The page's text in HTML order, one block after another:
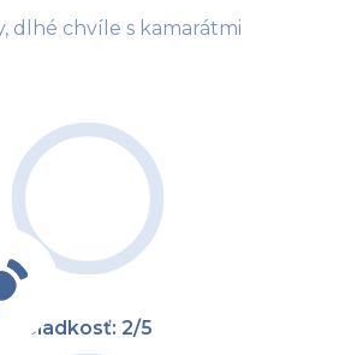
dlhé chvíle s kamarátmi
Sladkosť: 2/5